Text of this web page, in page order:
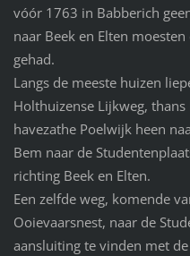
vóór 1763 in Babberich
naar Beek en Elten
gehad.
Langs de meeste huizen
Holthuizense Lijkweg,
havezathe Poelwijk heen
Bem naar de
richting Beek en Elten.
Een zelfde weg, komende
Ooievaarsnest, naar de
aansluiting te vinden met